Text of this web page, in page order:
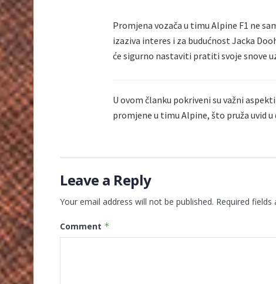
Promjena vozača u timu Alpine F1 ne
izaziva interes i za budućnost Jacka
će sigurno nastaviti pratiti svoje snove
U ovom članku pokriveni su važni
promjene u timu Alpine, što pruža uvid
Leave a Reply
Your email address will not be published. Required fields
Comment *